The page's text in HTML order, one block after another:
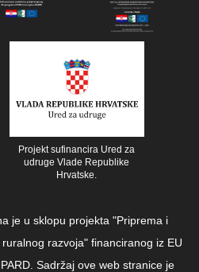
Projekt sufinancira Ured za
udruge Vlade Republike
Hrvatske.
je u sklopu projekta "Priprema i
razvoja" financiranog iz EU
Sadržaj ove web stranice je